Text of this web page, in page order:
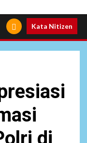
Kata Nitizen
di